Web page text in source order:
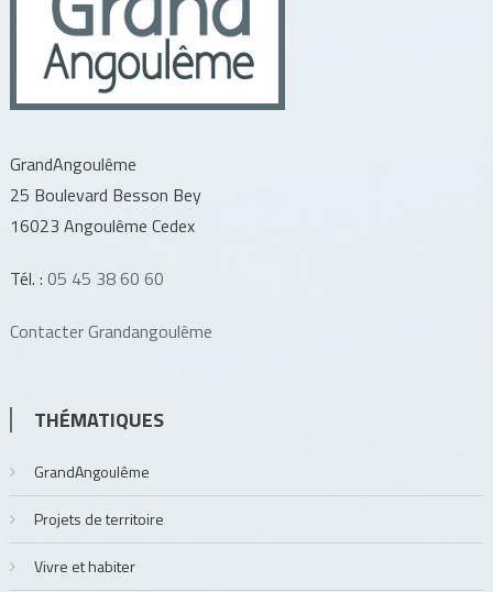
GrandAngoulême
25 Boulevard Besson Bey
16023 Angoulême Cedex
Tél. : 05 45 38 60 60
Contacter Grandangoulême
THÉMATIQUES
GrandAngoulême
Projets de territoire
Vivre et habiter